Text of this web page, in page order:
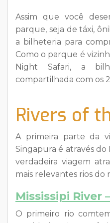
Assim que você
parque, seja de táxi,
a bilheteria para
Como o parque é
Night Safari, a
compartilhada com os
Rivers of
A primeira parte da
Singapura é através
verdadeira viagem
mais relevantes rios do
Mississipi River
O primeiro rio